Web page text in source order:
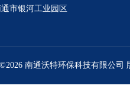
市银河工业园区
©2026 南通沃特环保科技有限公司